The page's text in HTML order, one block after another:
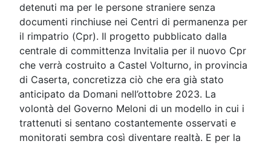
detenuti ma per le persone straniere senza
documenti rinchiuse nei Centri di permanenza per
il rimpatrio (Cpr). Il progetto pubblicato dalla
centrale di committenza Invitalia per il nuovo Cpr
che verrà costruito a Castel Volturno, in provincia
di Caserta, concretizza ciò che era già stato
anticipato da Domani nell’ottobre 2023. La
volontà del Governo Meloni di un modello in cui i
trattenuti si sentano costantemente osservati e
monitorati sembra così diventare realtà. E per la